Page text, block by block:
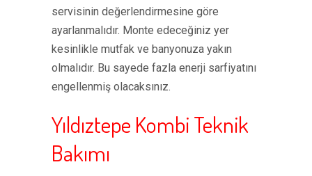
servisinin değerlendirmesine göre
ayarlanmalıdır. Monte edeceğiniz yer
kesinlikle mutfak ve banyonuza yakın
olmalıdır. Bu sayede fazla enerji sarfiyatını
engellenmiş olacaksınız.
Yıldıztepe Kombi Teknik
Bakımı